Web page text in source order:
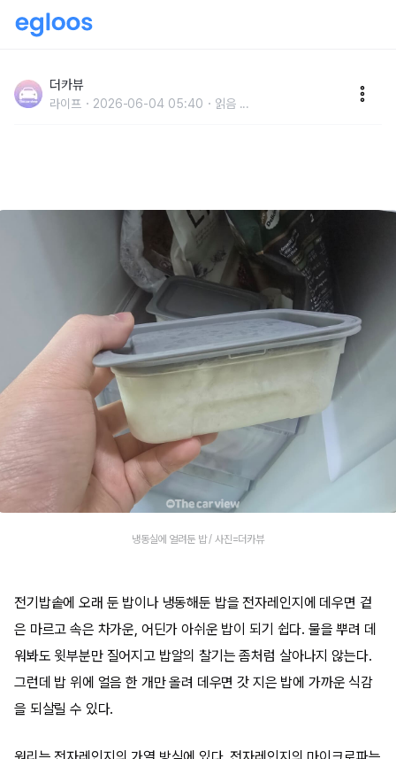
지은 밥처럼 만드는 방법이 있습니다
더카뷰
라이프 2026-06-04 05:40 읽음 ...
냉동실에 얼려둔 밥 / 사진=더카뷰
전기밥솥에 오래 둔 밥이나 냉동해둔 밥을 전자레인지에 데우면 겉
은 마르고 속은 차가운, 어딘가 아쉬운 밥이 되기 쉽다. 물을 뿌려 데
워봐도 윗부분만 질어지고 밥알의 찰기는 좀처럼 살아나지 않는다.
그런데 밥 위에 얼음 한 개만 올려 데우면 갓 지은 밥에 가까운 식감
을 되살릴 수 있다.